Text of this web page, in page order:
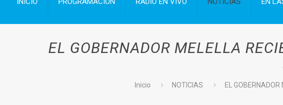
EL GOBERNADOR MELELLA
Inicio NOTICIAS EL